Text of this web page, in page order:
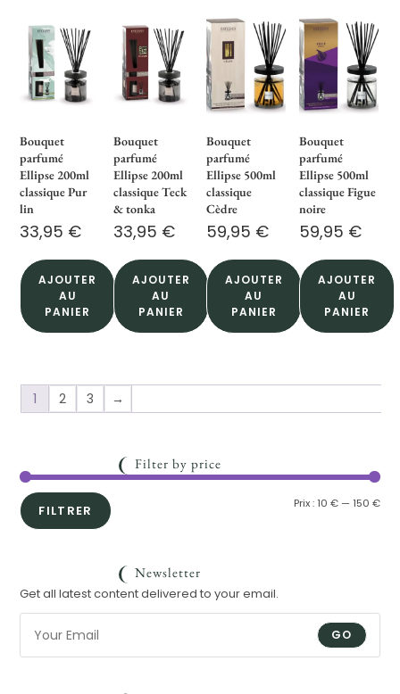
Bouquet
parfumé
Ellipse 200ml
classique Pur
lin
33,95 €
AJOUTER
AU
PANIER
Bouquet
parfumé
Ellipse 200ml
classique Teck
& tonka
33,95 €
AJOUTER
AU
PANIER
Bouquet
parfumé
Ellipse 500ml
classique
Cèdre
59,95 €
AJOUTER
AU
PANIER
Bouquet
parfumé
Ellipse 500ml
classique Figue
noire
59,95 €
AJOUTER
AU
PANIER
1 2 3 →
Filter by price
FILTRER Prix :10 €—150 €
Newsletter
Get all latest content delivered to your email.
GO